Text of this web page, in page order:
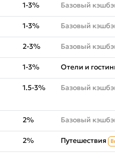
1-3% Базовый
1-3% Базовый
2-3% Базовый
1-3% Отели и
1.5-3% Базовый
2% Базовый
2% Путешествия